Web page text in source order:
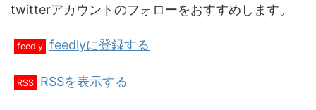
twitterアカウントのフォローをおすすめします。
feedly feedlyに登録する
RSS RSSを表示する